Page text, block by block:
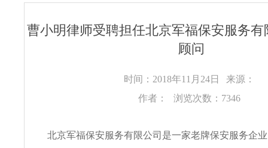
曹小明律师受聘担任北京军福保安服务
顾问
时间：2018年11月24日
来源：
作者：
浏览次数：7346
北京军福保安服务有限公司是一家老牌保安服务企